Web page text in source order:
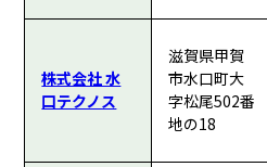
株式会社 水
口テクノス
滋賀県甲賀
市水口町大
字松尾502番
地の18